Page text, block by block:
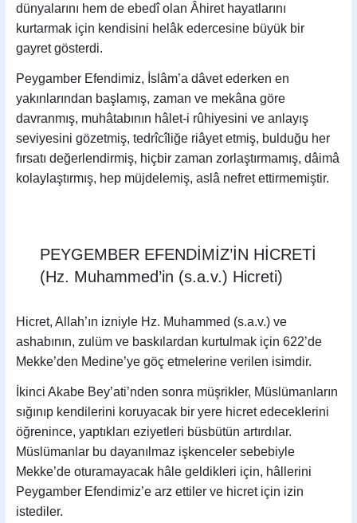
dünyalarını hem de ebedî olan Âhiret hayatlarını
kurtarmak için kendisini helâk edercesine büyük bir
gayret gösterdi.
Peygamber Efendimiz, İslâm’a dâvet ederken en
yakınlarından başlamış, zaman ve mekâna göre
davranmış, muhâtabının hâlet-i rûhiyesini ve anlayış
seviyesini gözetmiş, tedrîcîliğe riâyet etmiş, bulduğu her
fırsatı değerlendirmiş, hiçbir zaman zorlaştırmamış, dâimâ
kolaylaştırmış, hep müjdelemiş, aslâ nefret ettirmemiştir.
PEYGEMBER EFENDİMİZ’İN HİCRETİ
(Hz. Muhammed’in (s.a.v.) Hicreti)
Hicret, Allah’ın izniyle Hz. Muhammed (s.a.v.) ve
ashabının, zulüm ve baskılardan kurtulmak için 622’de
Mekke’den Medine’ye göç etmelerine verilen isimdir.
İkinci Akabe Bey’ati’nden sonra müşrikler, Müslümanların
sığınıp kendilerini koruyacak bir yere hicret edeceklerini
öğrenince, yaptıkları eziyetleri büsbütün artırdılar.
Müslümanlar bu dayanılmaz işkenceler sebebiyle
Mekke’de oturamayacak hâle geldikleri için, hâllerini
Peygamber Efendimiz’e arz ettiler ve hicret için izin
istediler.